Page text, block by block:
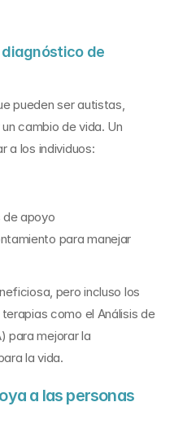
diagnóstico de
pueden ser autistas,
cambio de vida. Un
a los individuos:
apoyo
para manejar
pero incluso los
como el Análisis de
para mejorar la
la vida.
a las personas